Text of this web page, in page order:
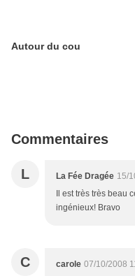
Autour du cou
Commentaires
L La Fée Dragée 15/
Il est très très beau
ingénieux! Bravo
C carole 07/10/2008